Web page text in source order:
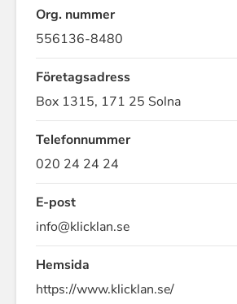
Org. nummer
556136-8480
Företagsadress
Box 1315, 171 25 Solna
Telefonnummer
020 24 24 24
E-post
info@klicklan.se
Hemsida
https://www.klicklan.se/